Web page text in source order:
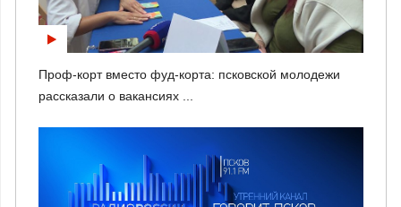
Проф-корт вместо фуд-корта: псковской молодежи
рассказали о вакансиях ...